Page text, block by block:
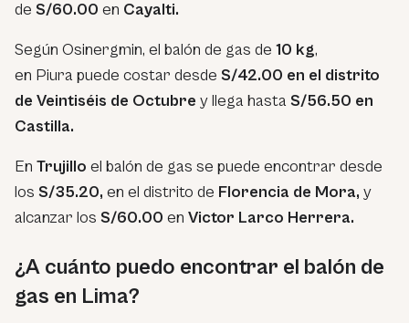
de S/60.00 en Cayalti.
Según Osinergmin, el balón de gas de 10 kg,
en Piura puede costar desde S/42.00 en el distrito
de Veintiséis de Octubre y llega hasta S/56.50 en
Castilla.
En Trujillo el balón de gas se puede encontrar desde
los S/35.20, en el distrito de Florencia de Mora, y
alcanzar los S/60.00 en Victor Larco Herrera.
¿A cuánto puedo encontrar el balón de
gas en Lima?